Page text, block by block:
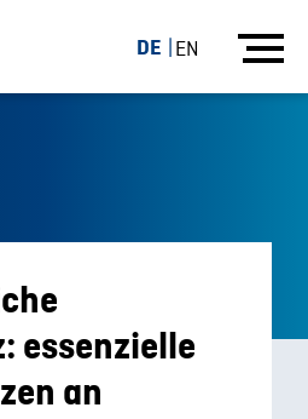
DE EN
essenzielle
an